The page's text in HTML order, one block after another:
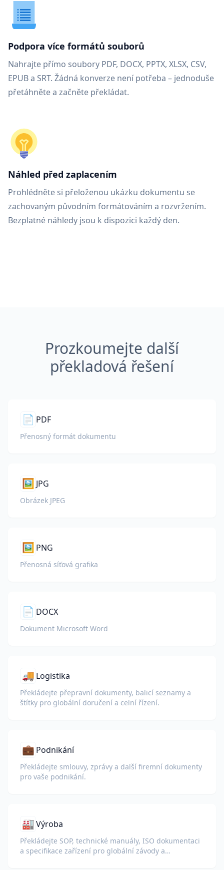
Podpora více formátů souborů
Nahrajte přímo soubory PDF, DOCX, PPTX, XLSX, CSV,
EPUB a SRT. Žádná konverze není potřeba – jednoduše
přetáhněte a začněte překládat.
Náhled před zaplacením
Prohlédněte si přeloženou ukázku dokumentu se
zachovaným původním formátováním a rozvržením.
Bezplatné náhledy jsou k dispozici každý den.
Prozkoumejte další
překladová řešení
📄 PDF
Přenosný formát dokumentu
🖼️ JPG
Obrázek JPEG
🖼️ PNG
Přenosná síťová grafika
📄 DOCX
Dokument Microsoft Word
🚚 Logistika
Překládejte přepravní dokumenty, balicí seznamy a
štítky pro globální doručení a celní řízení.
💼 Podnikání
Překládejte smlouvy, zprávy a další firemní dokumenty
pro vaše podnikání.
🏭Výroba
Překládejte SOP, technické manuály, ISO dokumentaci
a specifikace zařízení pro globální závody a